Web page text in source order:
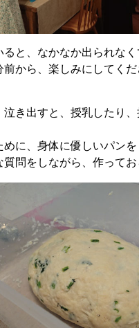
ると、なかなか出られな
前から、楽しみにしてく
泣き出すと、授乳したり
めに、身体に優しいパン
問をしながら、作ってお